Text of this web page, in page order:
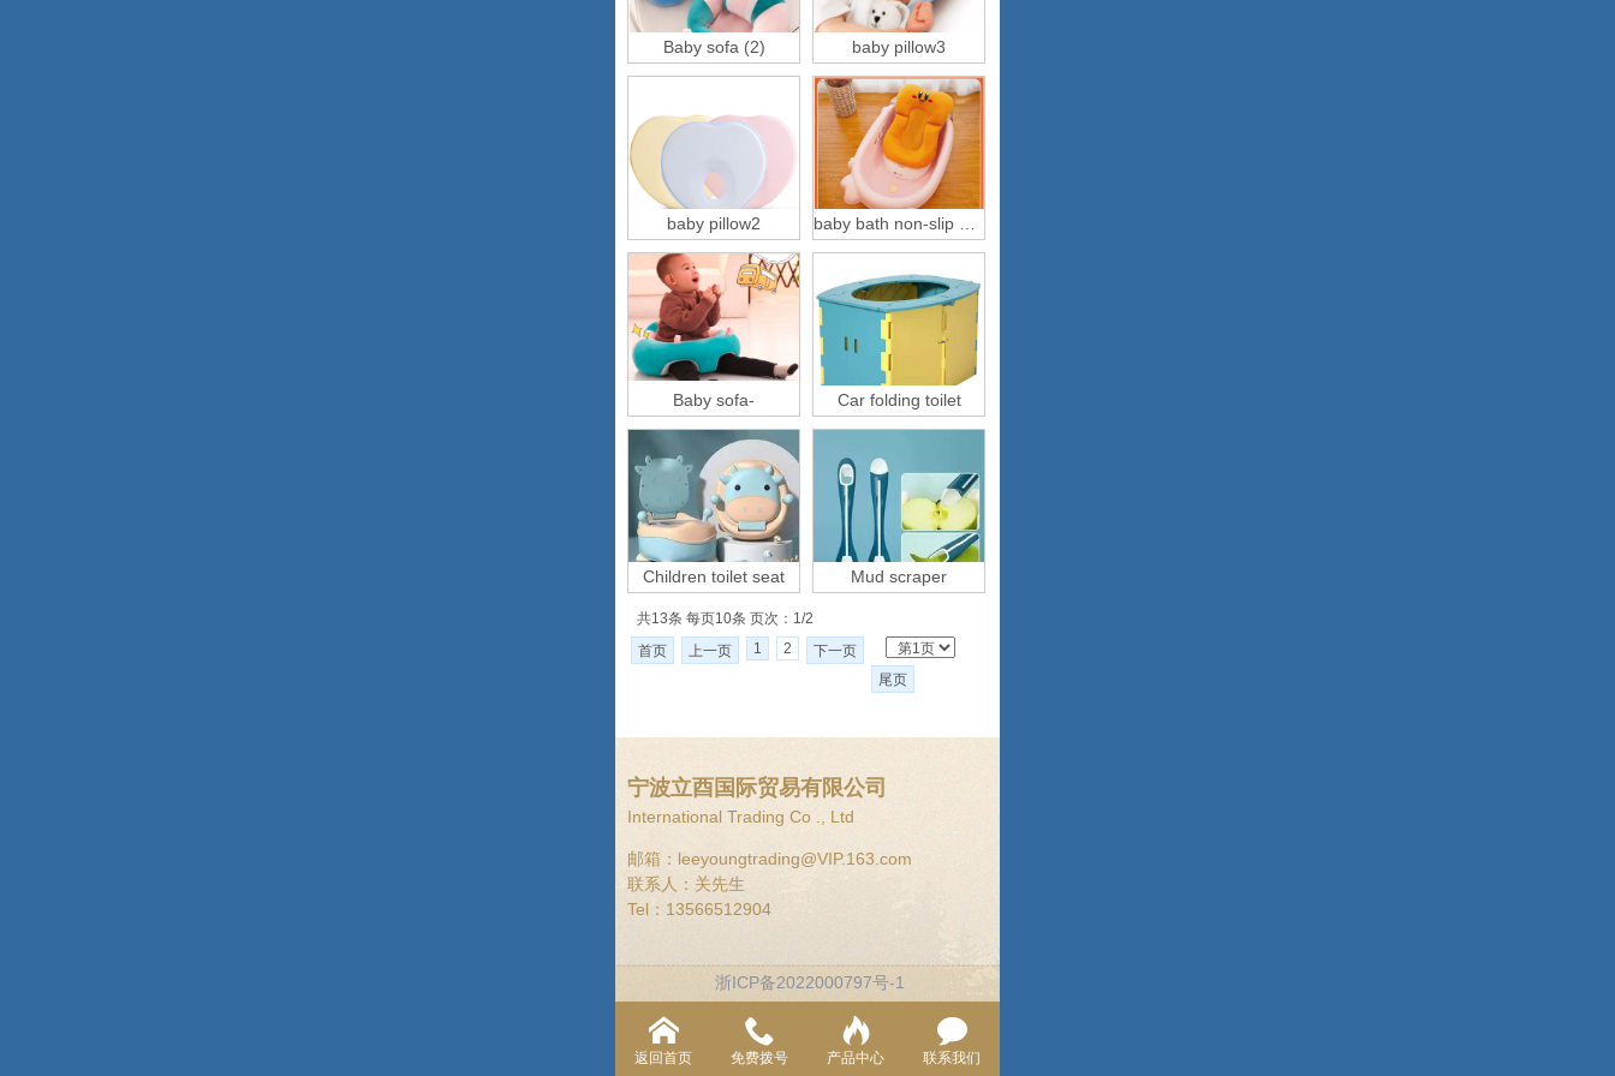
Baby sofa (2) baby pillow3
baby pillow2
Baby sofa- Car folding toilet
Children toilet seat Mud scraper
共13条 每页10条 页次：1/2
首页
上一页 1 2
下一页
尾页
宁波立酉国际贸易有限公司
International Trading Co ., Ltd
邮箱：leeyoungtrading@VIP.163.com
联系人：关先生
Tel：13566512904
浙ICP备2022000797号-1
返回首页 免费拨号 产品中心 联系我们